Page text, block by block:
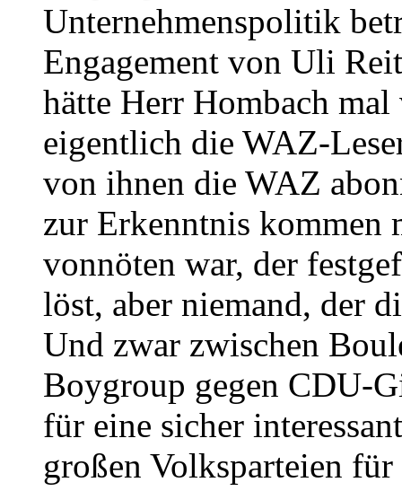
Unternehmenspolitik
Engagement von Uli
hätte Herr Hombach
eigentlich die WAZ-
von ihnen die WAZ
zur Erkenntnis kommen
vonnöten war, der
löst, aber niemand, der
Und zwar zwischen
Boygroup gegen CDU-
für eine sicher
großen Volksparteien